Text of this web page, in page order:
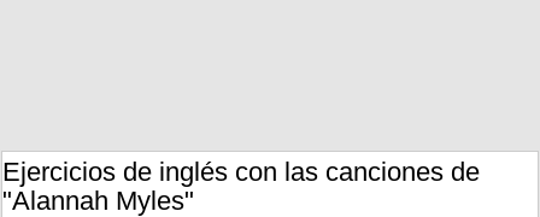
Ejercicios de inglés con las canciones de
"Alannah Myles"